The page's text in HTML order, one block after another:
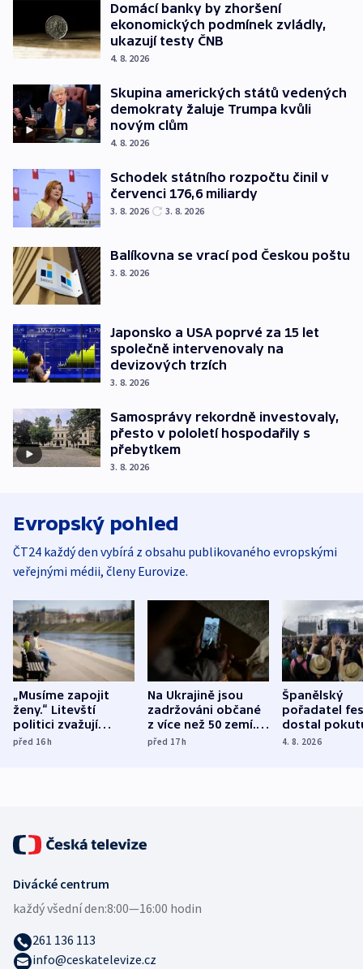
Domácí banky by zhoršení
ekonomických podmínek zvládly,
ukazují testy ČNB
4. 8. 2026
Skupina amerických států vedených
demokraty žaluje Trumpa kvůli
novým clům
4. 8. 2026
Schodek státního rozpočtu činil v
červenci 176,6 miliardy
3. 8. 2026 3. 8. 2026
Balíkovna se vrací pod Českou poštu
3. 8. 2026
Japonsko a USA poprvé za 15 let
společně intervenovaly na
devizových trzích
3. 8. 2026
Samosprávy rekordně investovaly,
přesto v pololetí hospodařily s
přebytkem
3. 8. 2026
Evropský pohled
ČT24 každý den vybírá z obsahu publikovaného evropskými
veřejnými médii, členy Eurovize.
„Musíme zapojit
ženy.“ Litevští
politici zvažují
dohodu o
před 16h
Na Ukrajině jsou
zadržováni občané
z více než 50 zemí.
Bojovali na straně
před 17h
Španělský
pořadatel
dostal
nekalé
4. 8. 2026
Divácké centrum
každý všední den:8:00—16:00 hodin
261 136 113
info@ceskatelevize.cz